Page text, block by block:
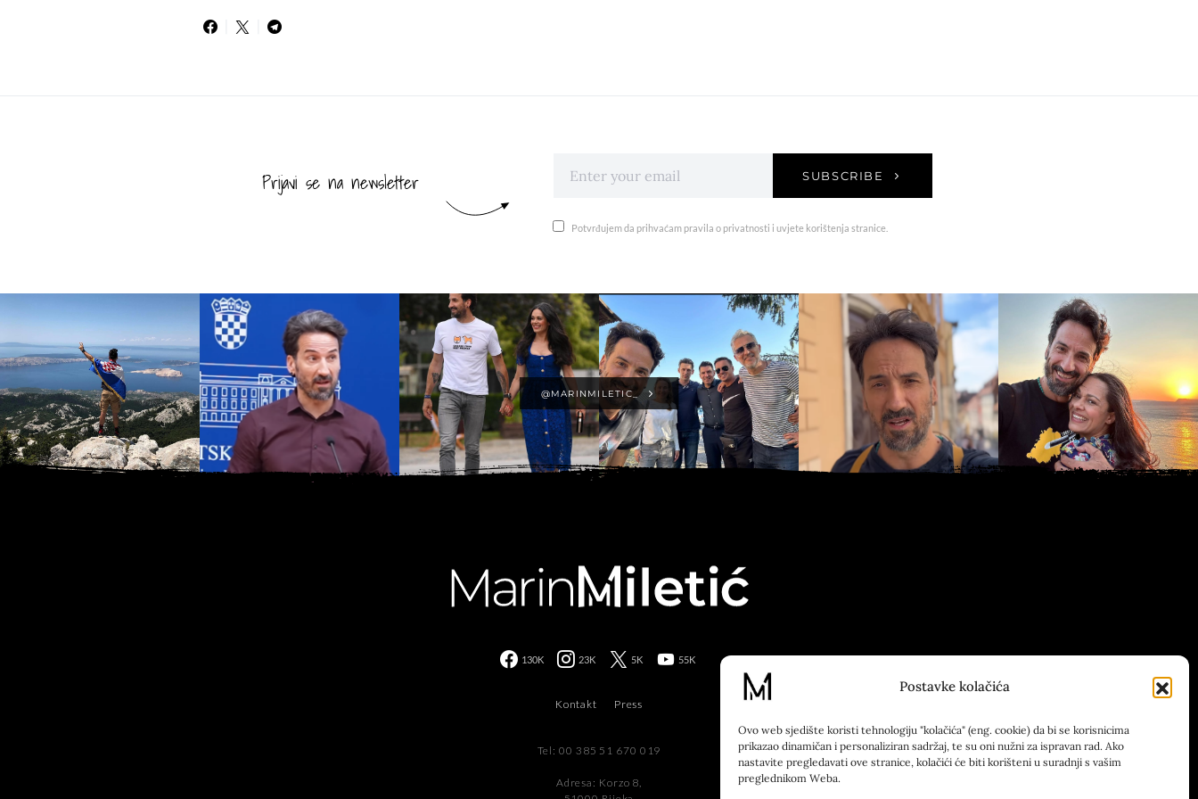
Postavke kolačića
Ovo web sjedište koristi tehnologiju "kolačića" (eng. cookie) da bi se korisnicima
prikazao dinamičan i personaliziran sadržaj, te su oni nužni za ispravan rad. Ako
nastavite pregledavati ove stranice, kolačići će biti korišteni u suradnji s vašim
preglednikom Weba.
Prijavi se na newsletter SUBSCRIBE
Potvrđujem da prihvaćam pravila o privatnosti i uvjete korištenja stranice.
@MARINMILETIC_
130K 23K 5K 55K
Kontakt Press
Tel: 00 385 51 670 019
Adresa: Korzo 8,